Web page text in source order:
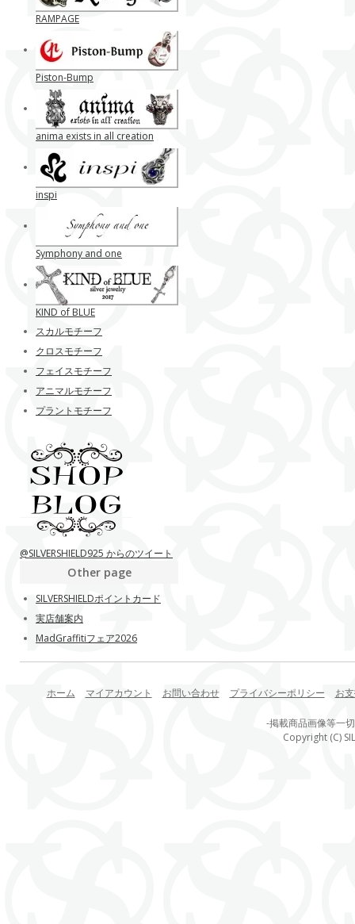
RAMPAGE
Piston-Bump
anima exists in all creation
inspi
Symphony and one
KIND of BLUE
スカルモチーフ
クロスモチーフ
フェイスモチーフ
アニマルモチーフ
プラントモチーフ
@SILVERSHIELD925 からのツイート
Other page
SILVERSHIELDポイントカード
実店舗案内
MadGraffitiフェア2026
ホーム マイアカウント お問い合わせ プライバシーポリシー お
-掲載商品画像等一
Copyright (C)